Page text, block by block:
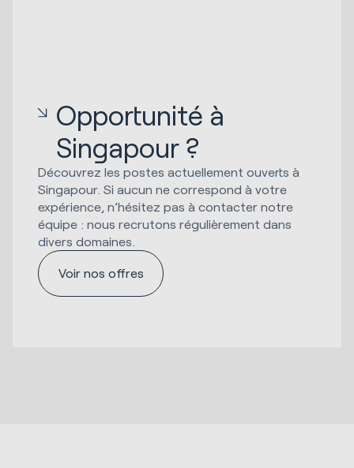
Opportunité à
Singapour ?
Découvrez les postes actuellement ouverts à
Singapour. Si aucun ne correspond à votre
expérience, n’hésitez pas à contacter notre
équipe : nous recrutons régulièrement dans
divers domaines.
Voir nos offres